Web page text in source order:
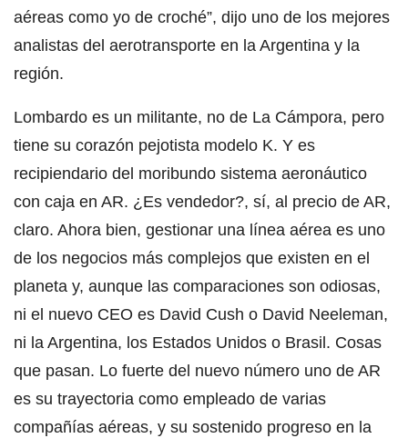
aéreas como yo de croché”, dijo uno de los mejores
analistas del aerotransporte en la Argentina y la
región.
Lombardo es un militante, no de La Cámpora, pero
tiene su corazón pejotista modelo K. Y es
recipiendario del moribundo sistema aeronáutico
con caja en AR. ¿Es vendedor?, sí, al precio de AR,
claro. Ahora bien, gestionar una línea aérea es uno
de los negocios más complejos que existen en el
planeta y, aunque las comparaciones son odiosas,
ni el nuevo CEO es David Cush o David Neeleman,
ni la Argentina, los Estados Unidos o Brasil. Cosas
que pasan. Lo fuerte del nuevo número uno de AR
es su trayectoria como empleado de varias
compañías aéreas, y su sostenido progreso en la